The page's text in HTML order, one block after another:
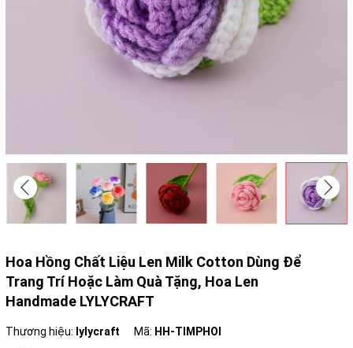
Hoa Hồng Chất Liệu Len Milk Cotton Dùng Để
Trang Trí Hoặc Làm Quà Tặng, Hoa Len
Handmade LYLYCRAFT
Thương hiệu: lylycraft Mã: HH-TIMPHOI